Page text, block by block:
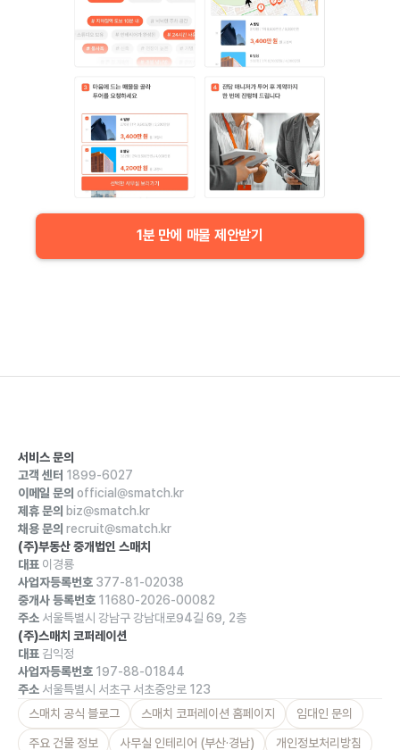
1분 만에 매물 제안받기
서비스 문의
고객 센터 1899-6027
이메일 문의 official@smatch.kr
제휴 문의 biz@smatch.kr
채용 문의 recruit@smatch.kr
(주)부동산 중개법인 스매치
대표 이경룡
사업자등록번호 377-81-02038
중개사 등록번호 11680-2026-00082
주소 서울특별시 강남구 강남대로94길 69, 2층
(주)스매치 코퍼레이션
대표 김익정
사업자등록번호 197-88-01844
주소 서울특별시 서초구 서초중앙로 123
스매치 공식 블로그
스매치 코퍼레이션 홈페이지 임대인 문의
주요 건물 정보 사무실 인테리어 (부산·경남) 개인정보처리방침